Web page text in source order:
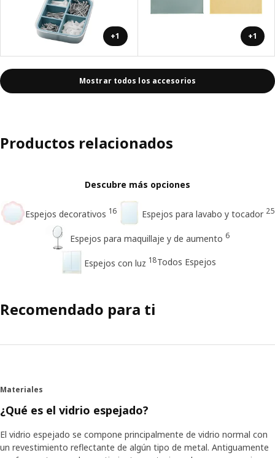
+1 +1
Mostrar todos los accesorios
Productos relacionados
Descubre más opciones
Espejos decorativos 16 Espejos para lavabo y tocador 25
Espejos para maquillaje y de aumento 6
Espejos con luz 18Todos Espejos
Recomendado para ti
Materiales
¿Qué es el vidrio espejado?
El vidrio espejado se compone principalmente de vidrio normal con
un revestimiento reflectante de algún tipo de metal. Antiguamente